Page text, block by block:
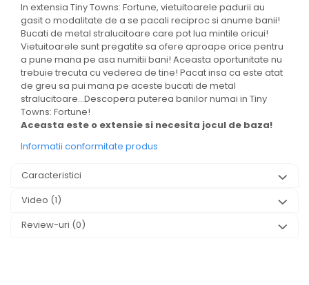
In extensia Tiny Towns: Fortune, vietuitoarele padurii au
gasit o modalitate de a se pacali reciproc si anume banii!
Bucati de metal stralucitoare care pot lua mintile oricui!
Vietuitoarele sunt pregatite sa ofere aproape orice pentru
a pune mana pe asa numitii bani! Aceasta oportunitate nu
trebuie trecuta cu vederea de tine! Pacat insa ca este atat
de greu sa pui mana pe aceste bucati de metal
stralucitoare…Descopera puterea banilor numai in Tiny
Towns: Fortune!
Aceasta este o extensie si necesita jocul de baza!
Informatii conformitate produs
Caracteristici
Video (1)
Review-uri (0)